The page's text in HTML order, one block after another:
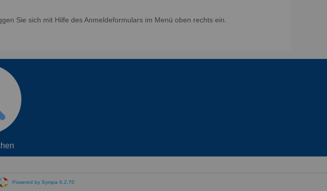
Sie sich mit Hilfe des Anmeldeformulars im Menü oben rechts ein.
Powered by Sympa 6.2.70